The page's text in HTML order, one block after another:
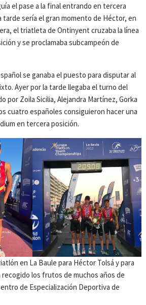
el pase a la final entrando en tercera
tarde sería el gran momento de Héctor, en
el triatleta de Ontinyent cruzaba la línea
y se proclamaba subcampeón de
se ganaba el puesto para disputar al
Ayer por la tarde llegaba el turno del
por Zoila Sicilia, Alejandra Martínez, Gorka
cuatro españoles consiguieron hacer una
en tercera posición.
en La Baule para Héctor Tolsá y para
recogido los frutos de muchos años de
de Especialización Deportiva de